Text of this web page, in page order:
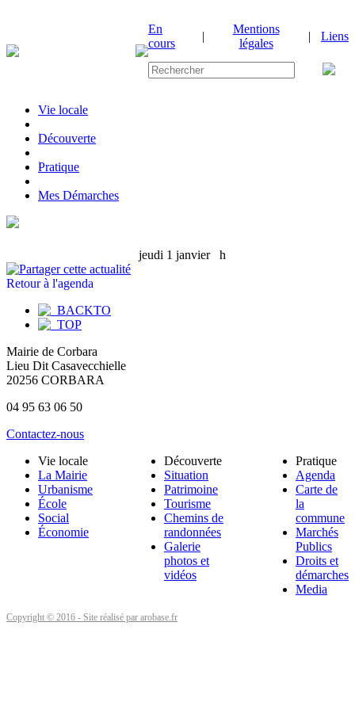
En
cours
|
Mentions
légales
| Liens
Vie locale
|Découverte
|Pratique
|Mes Démarches
jeudi 1 janvierh
Retour à l'agenda
Mairie de Corbara
Lieu Dit Casavecchielle
20256 CORBARA
04 95 63 06 50
Contactez-nous
Vie locale
La Mairie
Urbanisme
École
Social
Économie
Découverte
Situation
Patrimoine
Tourisme
Chemins de
randonnées
Galerie
photos et
vidéos
Pratique
Agenda
Carte de
la
commune
Marchés
Publics
Droits et
démarches
Media
Copyright © 2016 - Site réalisé par arobase.fr